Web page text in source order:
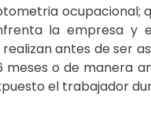
ocupacional;
la empresa
antes de ser
o de manera
el trabajador